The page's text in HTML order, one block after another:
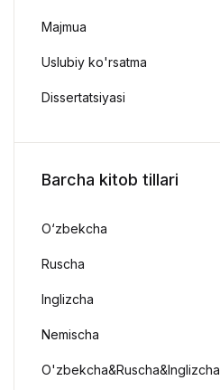
Majmua
Uslubiy ko'rsatma
Dissertatsiyasi
Barcha kitob tillari
O‘zbekcha
Ruscha
Inglizcha
Nemischa
O'zbekcha&Ruscha&Inglizcha